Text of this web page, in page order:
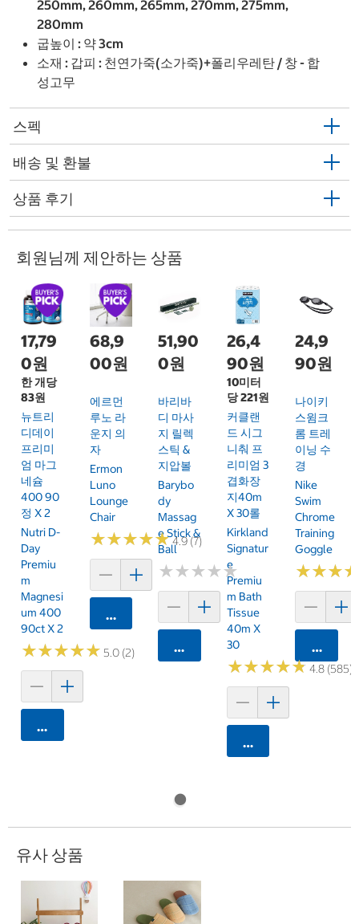
250mm, 260mm, 265mm, 270mm, 275mm,
280mm
굽높이 : 약 3cm
소재 : 갑피 : 천연가죽(소가죽)+폴리우레탄 / 창 - 합
성고무
스펙
배송 및 환불
상품 후기
회원님께 제안하는 상품
17,79
0원
한 개당
83원
뉴트리
디데이
프리미
엄 마그
네슘
400 90
정 X 2
Nutri D-
Day
Premiu
M
Magnesi
Um 400
90ct X 2
★★★★★
★★★★★ 5.0 (2)
카트에 담기
68,9
00원
에르먼
루노 라
운지 의
자
Ermon
Luno
Lounge
Chair
★★★★★
★★★★★4.9 (7)
카트에 담기
51,90
0원
바리바
디 마사
지 릴렉
스틱 &
지압볼
Barybo
Dy
Massag
E Stick &
Ball
★★★★★
★★★★★
카트에 담기
26,4
90원
10미터
당 221원
커클랜
드 시그
니춰 프
리미엄 3
겹화장
지40m
X 30롤
Kirkland
Signatur
E
Premiu
M Bath
Tissue
40m X
30
★★★★★
★★★★★4.8 (585)
카트에 담기
24,9
90원
나이키
스윔크
롬 트레
이닝 수
경
Nike
Swim
Chrome
Training
Goggle
★★★
★★★
카트에
유사 상품